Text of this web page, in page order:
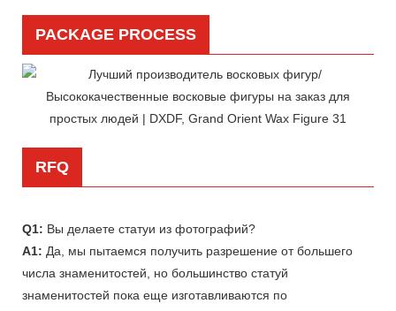
PACKAGE PROCESS
RFQ
Q1: Вы делаете статуи из фотографий?
A1: Да, мы пытаемся получить разрешение от большего
числа знаменитостей, но большинство статуй
знаменитостей пока еще изготавливаются по